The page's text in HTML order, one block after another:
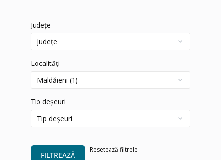
Județe
Localități
Tip deșeuri
FILTREAZĂ
Resetează filtrele